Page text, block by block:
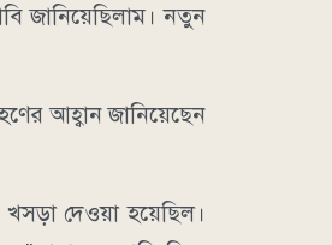
জানিয়েছিলাম। নতুন
আহ্বান জানিয়েছেন
দেওয়া হয়েছিল।